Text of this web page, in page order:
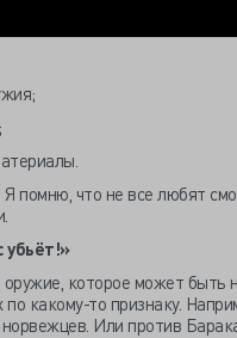
помню, что не все любят
убьёт!»
которое может быть
какому-то признаку.
Или против